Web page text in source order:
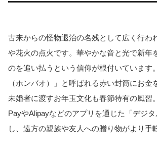
古来からの怪物退治の名残として広く行わ
や花火の点火です。華やかな音と光で新年
のを追い払うという信仰が根付いています
（ホンバオ）」と呼ばれる赤い封筒にお金
未婚者に渡すお年玉文化も春節特有の風習
PayやAlipayなどのアプリを通じた「デジ
し、遠方の親族や友人への贈り物がより手